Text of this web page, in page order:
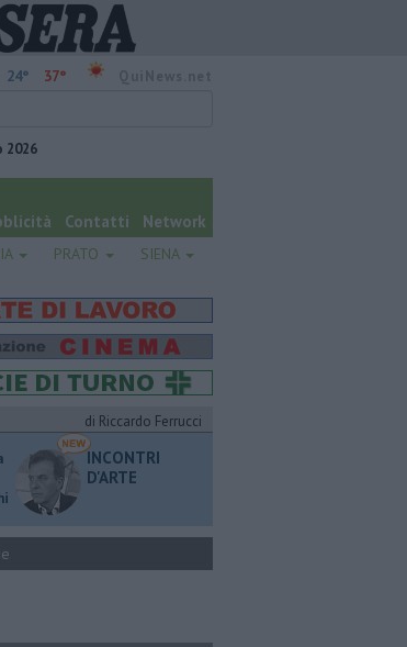
24° 37°
2026
Contatti Network
PRATO SIENA
di Riccardo Ferrucci
INCONTRI
D'ARTE